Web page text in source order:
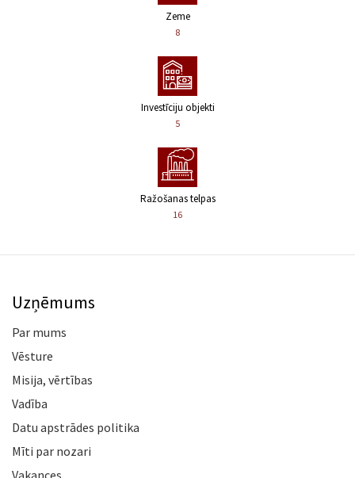
Zeme
8
Investīciju objekti
5
Ražošanas telpas
16
Uzņēmums
Par mums
Vēsture
Misija, vērtības
Vadība
Datu apstrādes politika
Mīti par nozari
Vakances